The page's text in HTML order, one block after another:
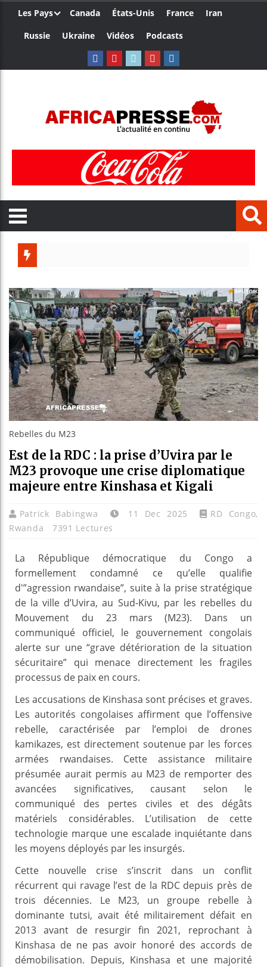
Les Pays Canada États-Unis France
Iran
Russie
Ukraine Vidéos Podcasts
Bénin :
Aliko
Rebelles du M23
Est de la RDC : la prise d’Uvira par le
M23 provoque une crise diplomatique
majeure entre Kinshasa et Kigali
Patrick Babingwa 11 Dec 2025 RD Congo,
Rwanda
7391 Lectures
La République démocratique du Congo a
formellement condamné ce qu’elle qualifie
d'”agression rwandaise”, suite à la prise stratégique
de la ville d’Uvira, au Sud-Kivu, par les rebelles du
Mouvement du 23 mars (M23). Dans un
communiqué officiel, le gouvernement congolais
alerte sur une “grave détérioration de la situation
sécuritaire” qui menace directement les fragiles
processus de paix en cours.
Les accusations de Kinshasa sont précises et graves.
Les autorités congolaises affirment que l’offensive
rebelle, caractérisée par l’emploi de drones
kamikazes, est directement soutenue par les forces
armées rwandaises. Cette assistance militaire
présumée aurait permis au M23 de remporter des
avancées significatives, causant selon le
communiqué des pertes civiles et des dégâts
matériels considérables. L’utilisation de cette
technologie marque une escalade inquiétante dans
les moyens déployés par les insurgés.
Cette nouvelle crise s’inscrit dans un conflit
récurrent qui ravage l’est de la RDC depuis près de
trois décennies. Le M23, un groupe rebelle à
dominante tutsi, avait été militairement défait en
2013 avant de resurgir fin 2021, reprochant à
Kinshasa de ne pas avoir honoré des accords de
démobilisation. Depuis, Kinshasa et une majorité